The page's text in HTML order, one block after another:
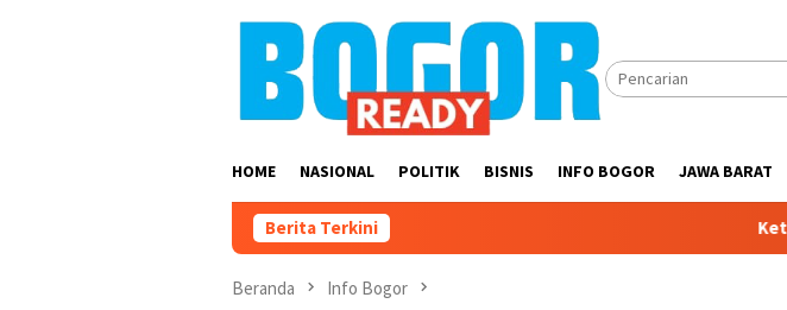
HOME NASIONAL POLITIK BISNIS INFO BOGOR JAWA BARAT
Berita Terkini Ketua IBI
Beranda Info Bogor